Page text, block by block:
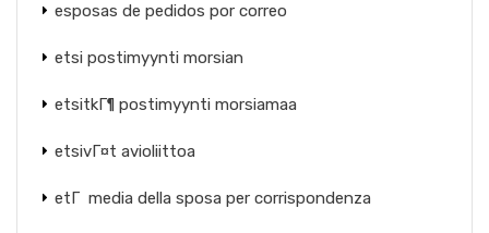
esposas de pedidos por correo
etsi postimyynti morsian
etsitkГ¶ postimyynti morsiamaa
etsivГ¤t avioliittoa
etГ media della sposa per corrispondenza